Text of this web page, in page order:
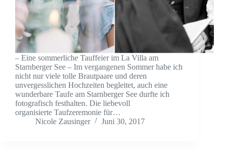
– Eine sommerliche Tauffeier im La Villa am
Starnberger See – Im vergangenen Sommer habe ich
nicht nur viele tolle Brautpaare und deren
unvergesslichen Hochzeiten begleitet, auch eine
wunderbare Taufe am Starnberger See durfte ich
fotografisch festhalten. Die liebevoll
organisierte Taufzeremonie für…
Nicole Zausinger
Juni 30, 2017